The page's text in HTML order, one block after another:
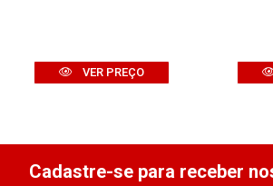
VER PREÇO
Cadastre-se para receber